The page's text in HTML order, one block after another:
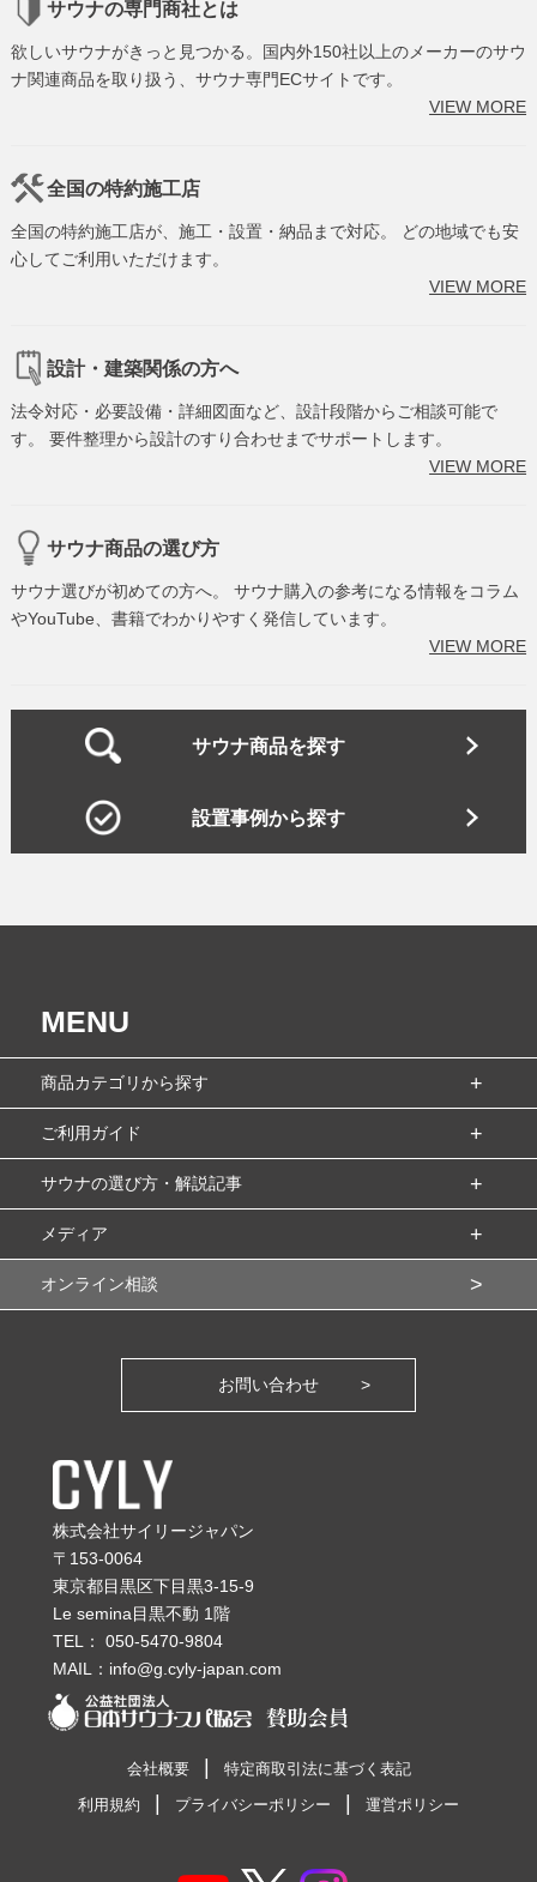
サウナの専門商社とは
欲しいサウナがきっと見つかる。国内外150社以上のメーカーのサウ
ナ関連商品を取り扱う、サウナ専門ECサイトです。
VIEW MORE
全国の特約施工店
全国の特約施工店が、施工・設置・納品まで対応。 どの地域でも安
心してご利用いただけます。
VIEW MORE
設計・建築関係の方へ
法令対応・必要設備・詳細図面など、設計段階からご相談可能で
す。 要件整理から設計のすり合わせまでサポートします。
VIEW MORE
サウナ商品の選び方
サウナ選びが初めての方へ。 サウナ購入の参考になる情報をコラム
やYouTube、書籍でわかりやすく発信しています。
VIEW MORE
サウナ商品を探す
設置事例から探す
MENU
商品カテゴリから探す
ご利用ガイド
サウナの選び方・解説記事
メディア
オンライン相談
お問い合わせ
株式会社サイリージャパン
〒153-0064
東京都目黒区下目黒3-15-9
Le semina目黒不動 1階
TEL： 050-5470-9804
MAIL： info@g.cyly-japan.com
会社概要
特定商取引法に基づく表記
利用規約
プライバシーポリシー 運営ポリシー